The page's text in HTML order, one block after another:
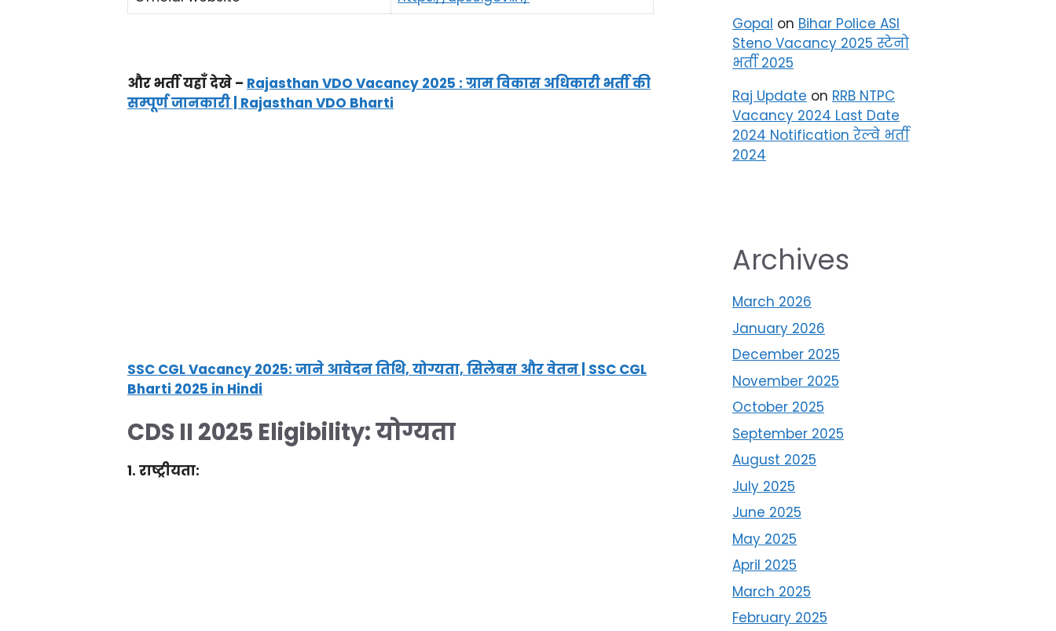
और भर्ती यहाँ देखे – Rajasthan VDO Vacancy 2025 : ग्राम विकास अधिकारी भर्ती की
सम्पूर्ण जानकारी | Rajasthan VDO Bharti
SSC CGL Vacancy 2025: जाने आवेदन तिथि, योग्यता, सिलेबस और वेतन | SSC CGL
Bharti 2025 in Hindi
CDS II 2025 Eligibility: योग्यता
1. राष्ट्रीयता:
Gopal on Bihar Police ASI
Steno Vacancy 2025 स्टेनो
भर्ती 2025
Raj Update on RRB NTPC
Vacancy 2024 Last Date
2024 Notification रेल्वे भर्ती
2024
Archives
March 2026
January 2026
December 2025
November 2025
October 2025
September 2025
August 2025
July 2025
June 2025
May 2025
April 2025
March 2025
February 2025